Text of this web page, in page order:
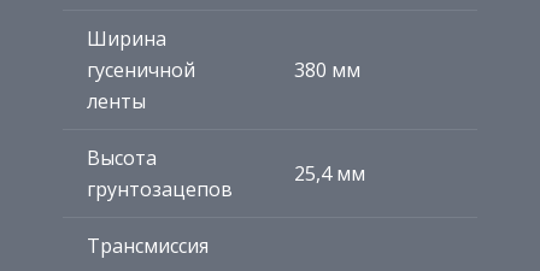
Ширина
гусеничной
ленты
380 мм
Высота
грунтозацепов
25,4 мм
Трансмиссия